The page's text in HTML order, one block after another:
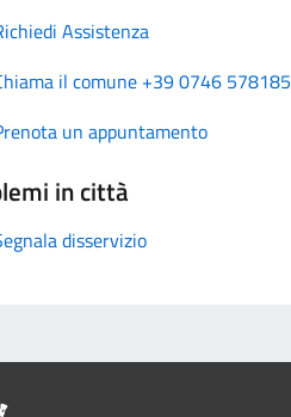
Assistenza
il comune +39 0746 578185
un appuntamento
in città
disservizio